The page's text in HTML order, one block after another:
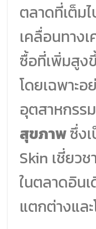
ตลาดที่เต็ม
เคลื่อนทาง
ซื้อที่เพิ่มสูง
โดยเฉพาะอ
อุตสาหกรรม
สุขภาพซึ่ง
Skin เชี่ยว
ในตลาดอิน
แตกต่างแล